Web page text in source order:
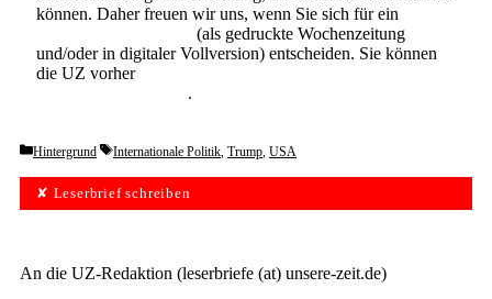
können. Daher freuen wir uns, wenn Sie sich für ein
(als gedruckte Wochenzeitung
und/oder in digitaler Vollversion) entscheiden. Sie können
die UZ vorher
.
Categories
Hintergrund Tags
Internationale Politik, Trump, USA
✘ Leserbrief schreiben
An die UZ-Redaktion (leserbriefe (at) unsere-zeit.de)